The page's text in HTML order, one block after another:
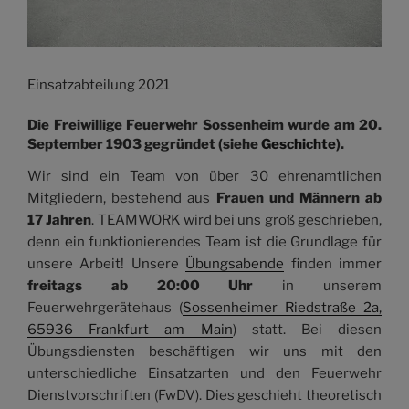
Einsatzabteilung 2021
Die Freiwillige Feuerwehr Sossenheim wurde am 20.
September 1903 gegründet (sieheGeschichte).
Wir sind ein Team von über 30 ehrenamtlichen
Mitgliedern, bestehend aus Frauen und Männern ab
17 Jahren. TEAMWORK wird bei uns groß geschrieben,
denn ein funktionierendes Team ist die Grundlage für
unsere Arbeit! Unsere Übungsabende finden immer
freitags ab 20:00 Uhr in unserem
Feuerwehrgerätehaus (Sossenheimer Riedstraße 2a,
65936 Frankfurt am Main) statt. Bei diesen
Übungsdiensten beschäftigen wir uns mit den
unterschiedliche Einsatzarten und den Feuerwehr
Dienstvorschriften (FwDV). Dies geschieht theoretisch